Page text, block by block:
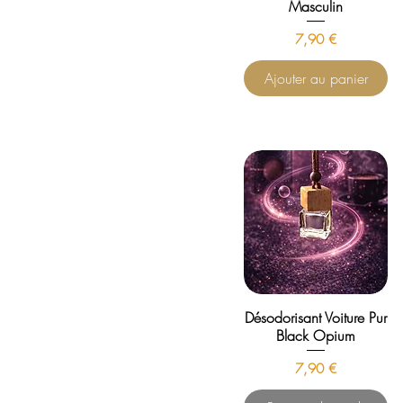
Masculin
Prix
7,90 €
Ajouter au panier
Désodorisant Voiture Pur
Black Opium
Prix
7,90 €